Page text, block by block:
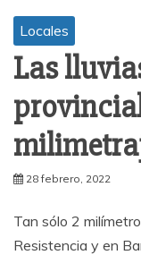
Locales
Las
28 febrero, 2022
Tan sólo 2
Resistencia y en